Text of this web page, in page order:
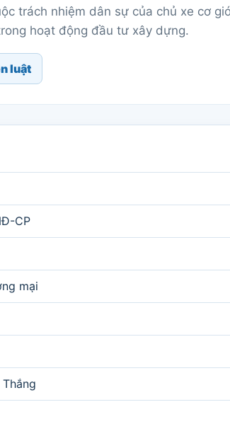
trách nhiệm dân sự của chủ xe cơ
hoạt động đầu tư xây dựng.
luật
CP
mại